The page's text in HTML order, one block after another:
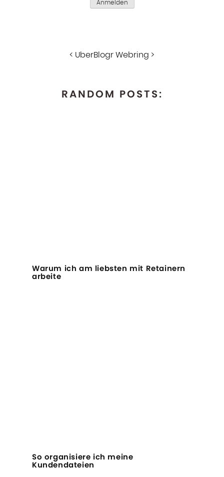
Anmelden
< UberBlogr Webring >
RANDOM POSTS:
Warum ich am liebsten mit Retainern
arbeite
So organisiere ich meine
Kundendateien